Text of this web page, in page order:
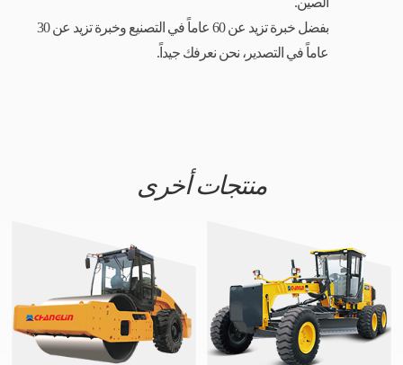
بفضل خبرة تزيد عن 60 عاماً في التصنيع وخبرة تزيد عن 30
عاماً في التصدير، نحن نعرفك جيداً.
منتجات أخرى